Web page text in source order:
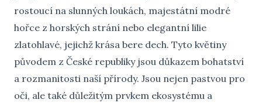
rostoucí na slunných loukách, majestátní modré
hořce z horských strání nebo elegantní lilie
zlatohlavé, jejichž krása bere dech. Tyto květiny
původem z České republiky jsou důkazem bohatství
a rozmanitosti naší přírody. Jsou nejen pastvou pro
oči, ale také důležitým prvkem ekosystému a